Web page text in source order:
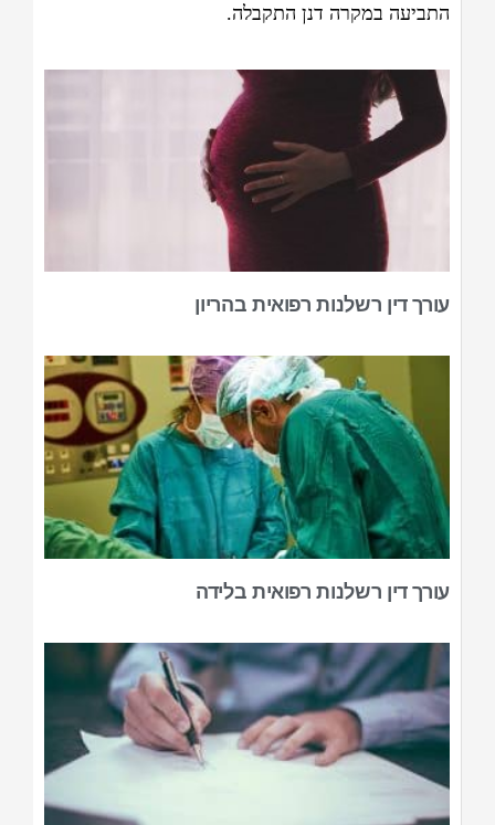
התביעה במקרה דנן התקבלה.
עורך דין רשלנות רפואית בהריון
עורך דין רשלנות רפואית בלידה